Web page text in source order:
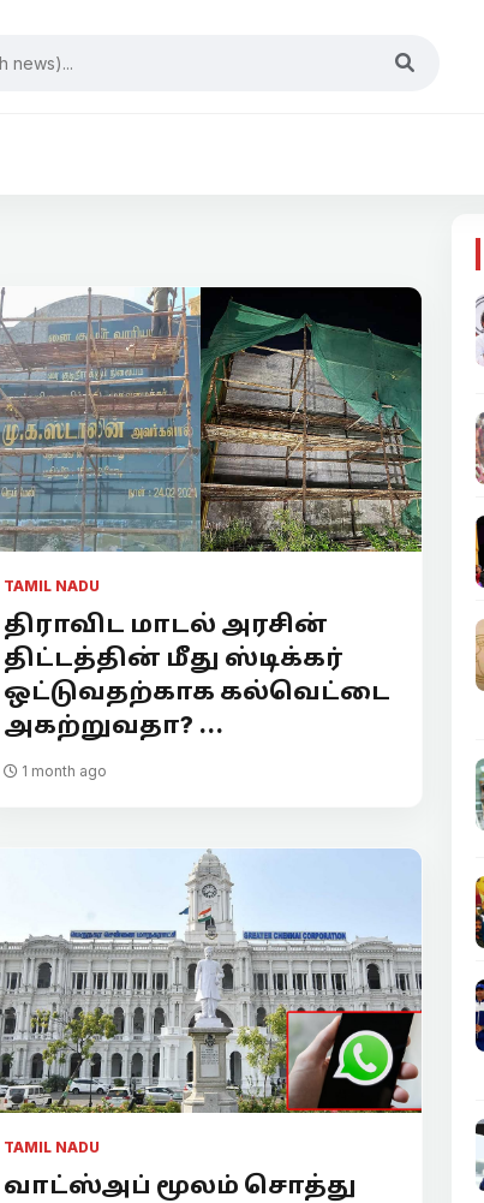
TAMIL NADU
திராவிட மாடல் அரசின்
திட்டத்தின் மீது ஸ்டிக்கர்
ஒட்டுவதற்காக கல்வெட்டை
அகற்றுவதா? ...
1 month ago
TAMIL NADU
வாட்ஸ்அப் மூலம் சொத்து